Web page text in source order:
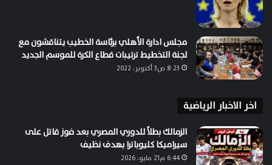
مجلس ادارة الأهلي برئاسة الخطيب يتناقشون مع
لجنة التخطيط ترتيبات قطاع الكرة للموسم الجديد
8:23 ص3 أكتوبر، 2022
اخر الاخبار الرياضية
الزمالك بطلاً للدوري المصري بعد فوز قاتل على
سيراميكا كليوباترا بهدف نظيف
6:44 م21 مايو، 2026